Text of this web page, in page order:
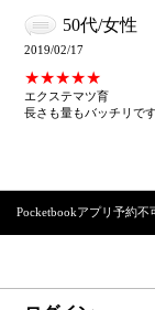
50代/女性
2019/02/17
★★★★★
エクステマツ育
長さも量もバッチリです
Pocketbookアプリ予約不